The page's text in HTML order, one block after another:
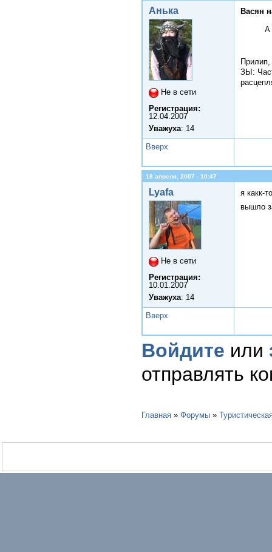
Анька
Не в сети
Регистрация:
12.04.2007
Уважуха: 14
Васян
А
ЗЫ:
Вверх
18 апреля, 2007 - 10:47
Lyafa
Не в сети
Регистрация:
10.01.2007
Уважуха: 14
я какк-
вышло
Вверх
Войдите или
отправлять
Главная » Форумы »